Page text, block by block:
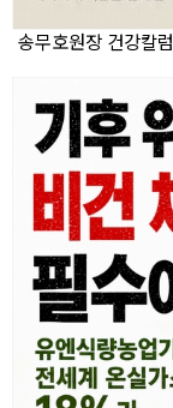
송무호원장 건강칼럼